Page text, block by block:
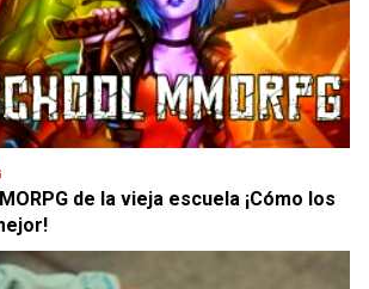
de la vieja escuela ¡Cómo los